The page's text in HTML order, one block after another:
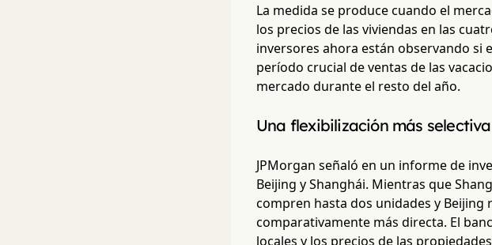
La medida se produce cuando el
los precios de las viviendas en las
inversores ahora están observando si
período crucial de ventas de las
mercado durante el resto del año.
Una flexibilización más selectiva
JPMorgan señaló en un informe de
Beijing y Shanghái. Mientras que
compren hasta dos unidades y Beijing
comparativamente más directa. El
locales y los precios de las